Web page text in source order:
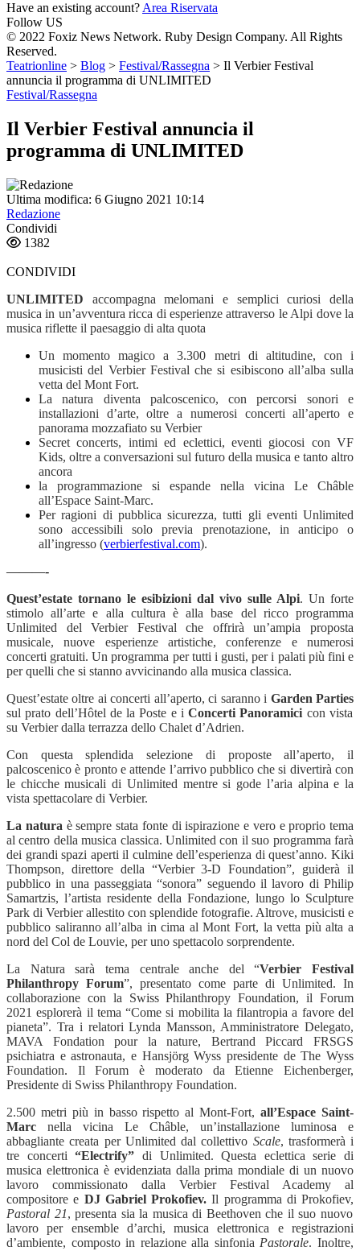
Have an existing account? Area Riservata
Follow US
© 2022 Foxiz News Network. Ruby Design Company. All Rights
Reserved.
Teatrionline > Blog > Festival/Rassegna > Il Verbier Festival
annuncia il programma di UNLIMITED
Festival/Rassegna
Il Verbier Festival annuncia il
programma di UNLIMITED
Ultima modifica: 6 Giugno 2021 10:14
Redazione
Condividi
1382
CONDIVIDI
UNLIMITED accompagna melomani e semplici curiosi della
musica in un’avventura ricca di esperienze attraverso le Alpi dove la
musica riflette il paesaggio di alta quota
Un momento magico a 3.300 metri di altitudine, con i
musicisti del Verbier Festival che si esibiscono all’alba sulla
vetta del Mont Fort.
La natura diventa palcoscenico, con percorsi sonori e
installazioni d’arte, oltre a numerosi concerti all’aperto e
panorama mozzafiato su Verbier
Secret concerts, intimi ed eclettici, eventi giocosi con VF
Kids, oltre a conversazioni sul futuro della musica e tanto altro
ancora
la programmazione si espande nella vicina Le Châble
all’Espace Saint-Marc.
Per ragioni di pubblica sicurezza, tutti gli eventi Unlimited
sono accessibili solo previa prenotazione, in anticipo o
all’ingresso (verbierfestival.com).
———-
Quest’estate tornano le esibizioni dal vivo sulle Alpi. Un forte
stimolo all’arte e alla cultura è alla base del ricco programma
Unlimited del Verbier Festival che offrirà un’ampia proposta
musicale, nuove esperienze artistiche, conferenze e numerosi
concerti gratuiti. Un programma per tutti i gusti, per i palati più fini e
per quelli che si stanno avvicinando alla musica classica.
Quest’estate oltre ai concerti all’aperto, ci saranno i Garden Parties
sul prato dell’Hôtel de la Poste e i Concerti Panoramici con vista
su Verbier dalla terrazza dello Chalet d’Adrien.
Con questa splendida selezione di proposte all’aperto, il
palcoscenico è pronto e attende l’arrivo pubblico che si divertirà con
le chicche musicali di Unlimited mentre si gode l’aria alpina e la
vista spettacolare di Verbier.
La natura è sempre stata fonte di ispirazione e vero e proprio tema
al centro della musica classica. Unlimited con il suo programma farà
dei grandi spazi aperti il culmine dell’esperienza di quest’anno. Kiki
Thompson, direttore della “Verbier 3-D Foundation”, guiderà il
pubblico in una passeggiata “sonora” seguendo il lavoro di Philip
Samartzis, l’artista residente della Fondazione, lungo lo Sculpture
Park di Verbier allestito con splendide fotografie. Altrove, musicisti e
pubblico saliranno all’alba in cima al Mont Fort, la vetta più alta a
nord del Col de Louvie, per uno spettacolo sorprendente.
La Natura sarà tema centrale anche del “Verbier Festival
Philanthropy Forum”, presentato come parte di Unlimited. In
collaborazione con la Swiss Philanthropy Foundation, il Forum
2021 esplorerà il tema “Come si mobilita la filantropia a favore del
pianeta”. Tra i relatori Lynda Mansson, Amministratore Delegato,
MAVA Fondation pour la nature, Bertrand Piccard FRSGS
psichiatra e astronauta, e Hansjörg Wyss presidente de The Wyss
Foundation. Il Forum è moderato da Etienne Eichenberger,
Presidente di Swiss Philanthropy Foundation.
2.500 metri più in basso rispetto al Mont-Fort,all’Espace Saint-
Marc nella vicina Le Châble, un’installazione luminosa e
abbagliante creata per Unlimited dal collettivo Scale, trasformerà i
tre concerti“Electrify” di Unlimited. Questa eclettica serie di
musica elettronica è evidenziata dalla prima mondiale di un nuovo
lavoro commissionato dalla Verbier Festival Academy al
compositore e DJ Gabriel Prokofiev. Il programma di Prokofiev,
Pastoral 21, presenta sia la musica di Beethoven che il suo nuovo
lavoro per ensemble d’archi, musica elettronica e registrazioni
d’ambiente, composto in relazione alla sinfonia Pastorale. Inoltre,